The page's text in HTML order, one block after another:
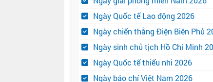
Ngày Quốc tế Lao động 2026
Ngày chiến thắng Điện Biên Phủ
Ngày sinh chủ tịch Hồ Chí Minh
Ngày Quốc tế thiếu nhi 2026
Ngày báo chí Việt Nam 2026